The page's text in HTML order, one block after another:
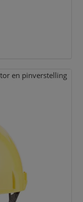
en pinverstelling